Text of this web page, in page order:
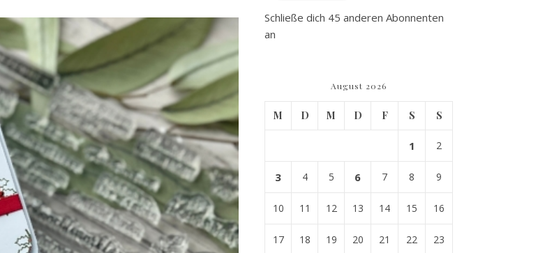
Schließe dich 45 anderen Abonnenten
an
August 2026
M D M D F S S
1 2
3 4 5 6 7 8 9
10 11 12 13 14 15 16
17 18 19 20 21 22 23